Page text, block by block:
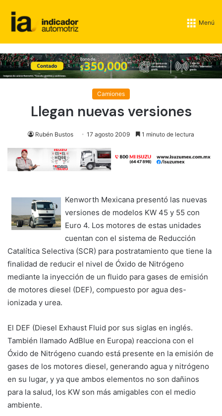
Menú
Camiones
Llegan nuevas versiones
Rubén Bustos 17 agosto 2009 1 minuto de lectura
Kenworth Mexicana presentó las nuevas
versiones de modelos KW 45 y 55 con
Euro 4. Los motores de estas unidades
cuentan con el sistema de Reducción
Catalítica Selectiva (SCR) para postratamiento que tiene la
finalidad de reducir el nivel de Óxido de Nitrógeno
mediante la inyección de un fluido para gases de emisión
de motores diesel (DEF), compuesto por agua des-
ionizada y urea.
El DEF (Diesel Exhaust Fluid por sus siglas en inglés.
También llamado AdBlue en Europa) reacciona con el
Óxido de Nitrógeno cuando está presente en la emisión de
gases de los motores diesel, generando agua y nitrógeno
en su lugar, y ya que ambos elementos no son dañinos
para la salud, los KW son más amigables con el medio
ambiente.